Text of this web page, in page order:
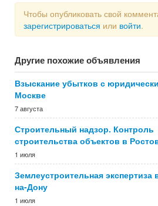
Чтобы опубликовать свой
зарегистрироваться или войти.
Другие похожие объявления
Взыскание убытков с
Москве
7 августа
Строительный надзор. Контроль
строительства объектов в
1 июля
Землеустроительная экспертиза
на-Дону
1 июля